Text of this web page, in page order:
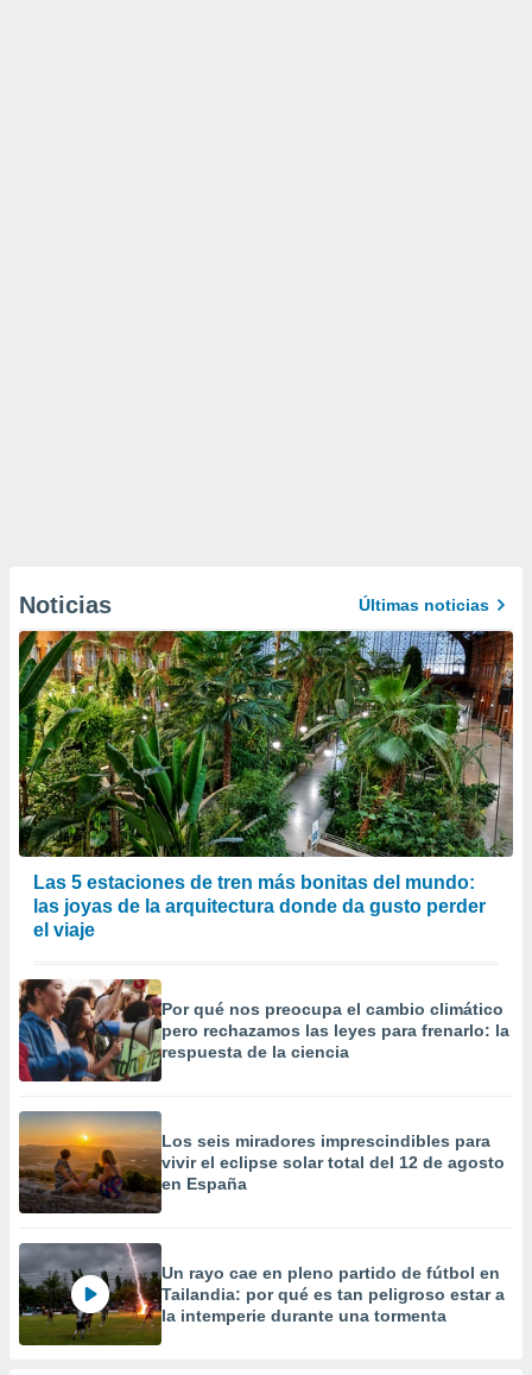
Noticias Últimas noticias
Las 5 estaciones de tren más bonitas del mundo:
las joyas de la arquitectura donde da gusto perder
el viaje
Por qué nos preocupa el cambio climático
pero rechazamos las leyes para frenarlo: la
respuesta de la ciencia
Los seis miradores imprescindibles para
vivir el eclipse solar total del 12 de agosto
en España
Un rayo cae en pleno partido de fútbol en
Tailandia: por qué es tan peligroso estar a
la intemperie durante una tormenta